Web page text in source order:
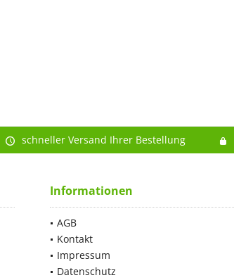
schneller Versand Ihrer Bestellung
Informationen
AGB
Kontakt
Impressum
Datenschutz